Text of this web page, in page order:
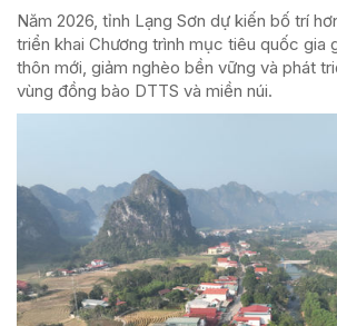
Năm 2026, tỉnh Lạng Sơn dự kiến bố trí
triển khai Chương trình mục tiêu quốc gia
thôn mới, giảm nghèo bền vững và phát
vùng đồng bào DTTS và miền núi.